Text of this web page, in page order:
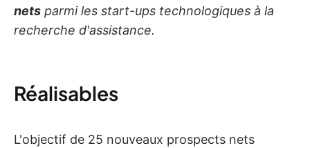
nets parmi les start-ups technologiques à la
recherche d'assistance.
Réalisables
L'objectif de 25 nouveaux prospects nets